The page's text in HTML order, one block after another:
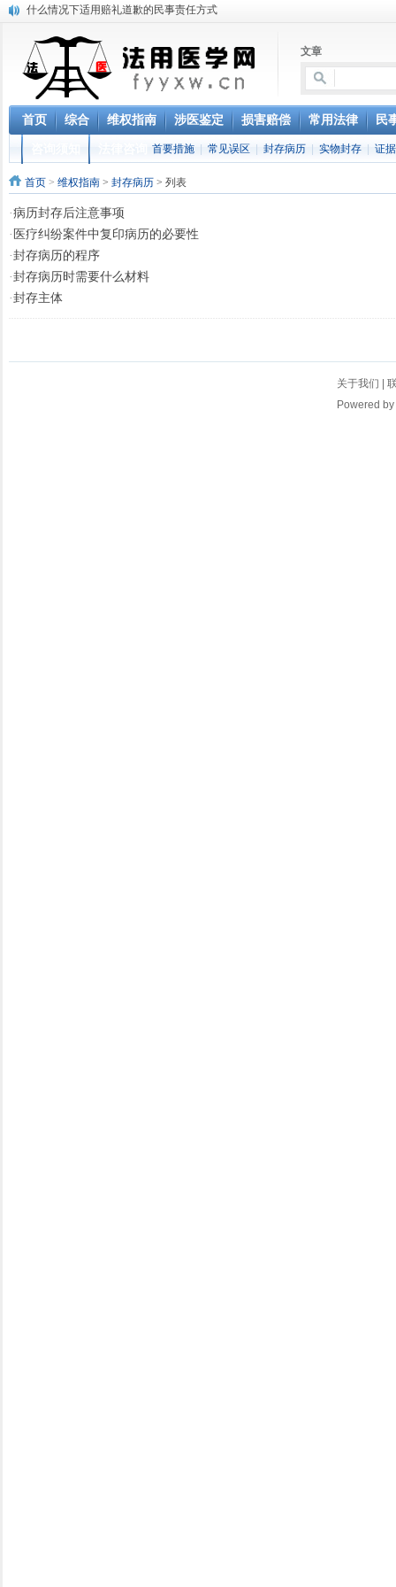
什么情况下适用赔礼道歉的民事责任方式
医疗纠纷法用医学概况研究
伤害案件中法用医学的难题研究
医疗纠纷案件中的难题研究
医疗纠纷案件可以选择依据什么法律主张民事权利
涉及医疗纠纷的刑事案件中的刑法规定
“未查先知”CT结果，病历被指造假
江西省高级人民法院《关于审理医疗损害赔偿纠纷案件若干问题的指导意见（
法用医学的现状
文章
首页 综合 维权指南 涉医鉴定 损害赔偿 常用法律 民
首要措施 常见误区 封存病历 实物封存 证
首页 > 维权指南 > 封存病历 > 列表
·病历封存后注意事项
· 医疗纠纷案件中复印病历的必要性
·封存病历的程序
·封存病历时需要什么材料
·封存主体
关于我们
Powered by